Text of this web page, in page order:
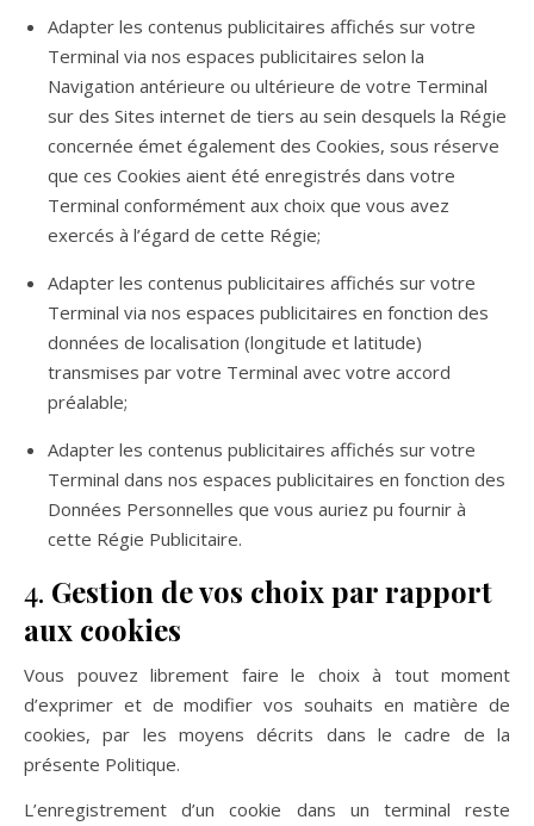
Adapter les contenus publicitaires affichés sur votre
Terminal via nos espaces publicitaires selon la
Navigation antérieure ou ultérieure de votre Terminal
sur des Sites internet de tiers au sein desquels la Régie
concernée émet également des Cookies, sous réserve
que ces Cookies aient été enregistrés dans votre
Terminal conformément aux choix que vous avez
exercés à l’égard de cette Régie;
Adapter les contenus publicitaires affichés sur votre
Terminal via nos espaces publicitaires en fonction des
données de localisation (longitude et latitude)
transmises par votre Terminal avec votre accord
préalable;
Adapter les contenus publicitaires affichés sur votre
Terminal dans nos espaces publicitaires en fonction des
Données Personnelles que vous auriez pu fournir à
cette Régie Publicitaire.
4. Gestion de vos choix par rapport
aux cookies
Vous pouvez librement faire le choix à tout moment
d’exprimer et de modifier vos souhaits en matière de
cookies, par les moyens décrits dans le cadre de la
présente Politique.
L’enregistrement d’un cookie dans un terminal reste